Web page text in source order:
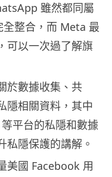
雖然都同屬
整合，而 Meta 最
可以一次過了解旗
於數據收集、共
隱相關資料，其中
平台的私隱和數據
私隱保護的講解。
美國 Facebook 用